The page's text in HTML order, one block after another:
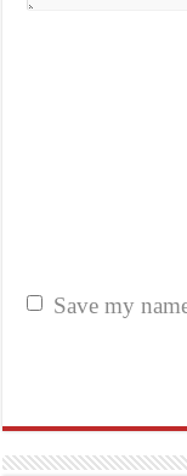
Save my